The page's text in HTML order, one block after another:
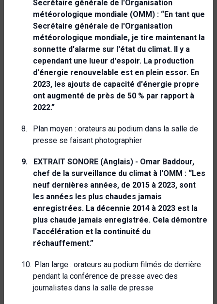
Secrétaire générale de l'Organisation
météorologique mondiale (OMM) : “En tant que
Secrétaire générale de l'Organisation
météorologique mondiale, je tire maintenant la
sonnette d'alarme sur l'état du climat. Il y a
cependant une lueur d'espoir. La production
d'énergie renouvelable est en plein essor. En
2023, les ajouts de capacité d'énergie propre
ont augmenté de près de 50 % par rapport à
2022.”
8.
Plan moyen : orateurs au podium dans la salle de
presse se faisant photographier
9. EXTRAIT SONORE (Anglais) - Omar Baddour,
chef de la surveillance du climat à l'OMM : “Les
neuf dernières années, de 2015 à 2023, sont
les années les plus chaudes jamais
enregistrées. La décennie 2014 à 2023 est la
plus chaude jamais enregistrée. Cela démontre
l'accélération et la continuité du
réchauffement.”
10. Plan large : orateurs au podium filmés de derrière
pendant la conférence de presse avec des
journalistes dans la salle de presse